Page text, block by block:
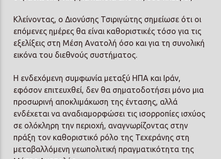
Κλείνοντας, ο Διονύσης Τσιριγώτης σημείωσε ότι οι
επόμενες ημέρες θα είναι καθοριστικές τόσο για τις
εξελίξεις στη Μέση Ανατολή όσο και για τη συνολική
εικόνα του διεθνούς συστήματος.
Η ενδεχόμενη συμφωνία μεταξύ ΗΠΑ και Ιράν,
εφόσον επιτευχθεί, δεν θα σηματοδοτήσει μόνο μια
προσωρινή αποκλιμάκωση της έντασης, αλλά
ενδέχεται να αναδιαμορφώσει τις ισορροπίες ισχύος
σε ολόκληρη την περιοχή, αναγνωρίζοντας στην
πράξη τον καθοριστικό ρόλο της Τεχεράνης στη
μεταβαλλόμενη γεωπολιτική πραγματικότητα της